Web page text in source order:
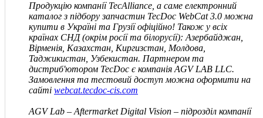
Продукцію компанії TecAlliance, а саме електронний
каталог з підбору запчастин TecDoc WebCat 3.0 можна
купити в Україні та Грузії офіційно! Також у всіх
країнах СНД(окрім росії та білорусії): Азербайджан,
Вірменія, Казахстан, Киргизстан, Молдова,
Таджикистан, Узбекистан. Партнером та
дистриб'ютором TecDoc є компаніяAGV LAB LLC.
Замовлення та тестовий доступ можна оформити на
сайті webcat.tecdoc-cis.com
AGV Lab – Aftermarket Digital Vision – підрозділ компанії